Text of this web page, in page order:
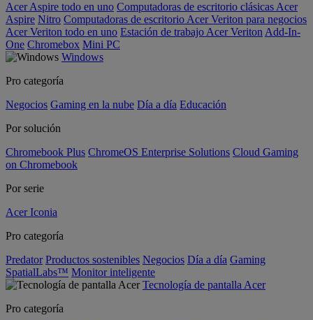
Acer Aspire todo en uno Computadoras de escritorio clásicas Acer
Aspire Nitro Computadoras de escritorio Acer Veriton para negocios
Acer Veriton todo en uno Estación de trabajo Acer Veriton Add-In-
One Chromebox Mini PC
Windows
Pro categoría
Negocios Gaming en la nube Día a día Educación
Por solución
Chromebook Plus ChromeOS Enterprise Solutions Cloud Gaming
on Chromebook
Por serie
Acer Iconia
Pro categoría
Predator Productos sostenibles Negocios Día a día Gaming
SpatialLabs™ Monitor inteligente
Tecnología de pantalla Acer
Pro categoría